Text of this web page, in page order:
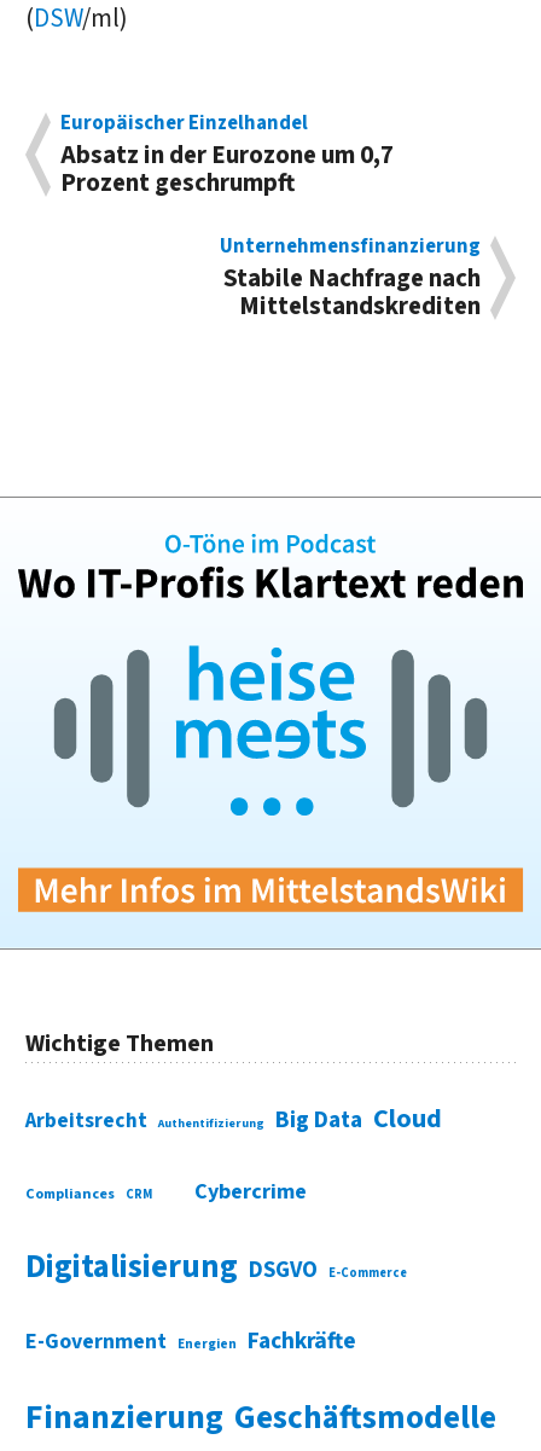
(DSW/ml)
Europäischer Einzelhandel
Absatz in der Eurozone um 0,7
Prozent geschrumpft
Unternehmensfinanzierung
Stabile Nachfrage nach
Mittelstandskrediten
Wichtige Themen
Arbeitsrecht Authentifizierung Big Data Cloud
Compliances CRM Cybercrime
Digitalisierung DSGVO E-Commerce
E-Government Energien Fachkräfte
Finanzierung Geschäftsmodelle